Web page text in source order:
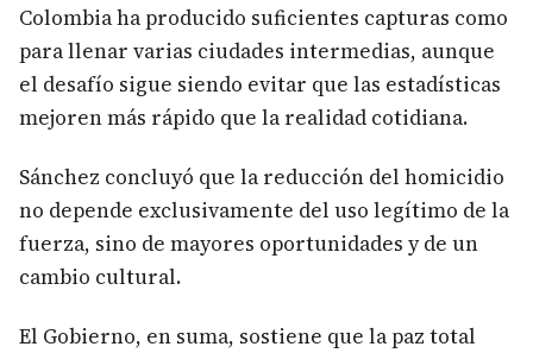
Colombia ha producido suficientes capturas como
para llenar varias ciudades intermedias, aunque
el desafío sigue siendo evitar que las estadísticas
mejoren más rápido que la realidad cotidiana.
Sánchez concluyó que la reducción del homicidio
no depende exclusivamente del uso legítimo de la
fuerza, sino de mayores oportunidades y de un
cambio cultural.
El Gobierno, en suma, sostiene que la paz total